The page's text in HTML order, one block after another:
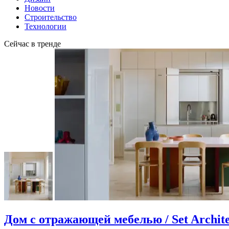
Новости
Строительство
Технологии
Сейчас в тренде
Дом с отражающей мебелью / Set